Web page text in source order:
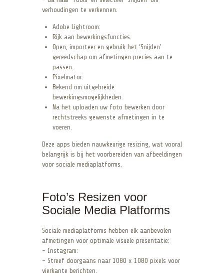
verhoudingen te verkennen.
Adobe Lightroom:
Rijk aan bewerkingsfuncties.
Open, importeer en gebruik het ‘Snijden’
gereedschap om afmetingen precies aan te
passen.
Pixelmator:
Bekend om uitgebreide
bewerkingsmogelijkheden.
Na het uploaden uw foto bewerken door
rechtstreeks gewenste afmetingen in te
voeren.
Deze apps bieden nauwkeurige resizing, wat vooral
belangrijk is bij het voorbereiden van afbeeldingen
voor sociale mediaplatforms.
Foto’s Resizen voor
Sociale Media Platforms
Sociale mediaplatforms hebben elk aanbevolen
afmetingen voor optimale visuele presentatie:
– Instagram:
– Streef doorgaans naar 1080 x 1080 pixels voor
vierkante berichten.